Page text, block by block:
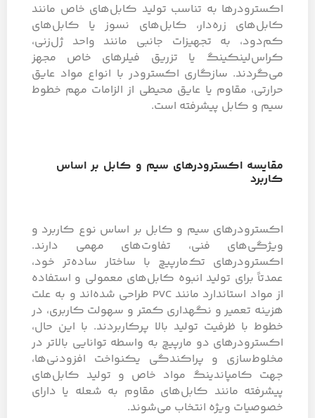
اکسترودرها به تناسب تولید کابل‌های خاص مانند
کابل‌های زره‌دار، کابل‌های نسوز یا کابل‌های
کم‌دود، به تجهیزات جانبی مانند واحد ژل‌زنی،
کراس‌لینکینگ یا تزریق فیلرهای خاص مجهز
می‌گردند. سازگاری اکسترودر با انواع مواد عایق
حرارتی، مقاوم یا عایق محیطی از الزامات مهم خطوط
سیم و کابل پیشرفته است.
مقایسه اکسترودرهای سیم و کابل بر اساس
کاربرد
اکسترودرهای سیم و کابل بر اساس نوع کاربرد و
ویژگی‌های فنی، تفاوت‌های مهمی دارند.
اکسترودرهای تک‌مارپیچ با ساختار ساده‌تر خود،
عمدتاً برای تولید انبوه کابل‌های معمولی و استفاده
از مواد استاندارد مانند PVC طراحی شده‌اند و به علت
هزینه تعمیر و نگهداری کمتر و سهولت کاربری، در
خطوط با ظرفیت تولید بالا پرکاربردند. با این حال،
اکسترودرهای دو مارپیچ به واسطه توانایی بالاتر در
مخلوط‌سازی و پراکندگی یکنواخت افزودنی‌ها،
جهت کامپاندینگ مواد خاص و تولید کابل‌های
پیشرفته مانند کابل‌های مقاوم به شعله یا دارای
خصوصیات ویژه انتخاب می‌شوند.